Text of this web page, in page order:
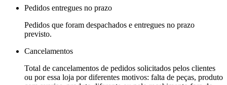
Pedidos entregues no prazo
Pedidos que foram despachados e entregues no prazo
previsto.
Cancelamentos
Total de cancelamentos de pedidos solicitados pelos clientes
ou por essa loja por diferentes motivos: falta de peças, produto